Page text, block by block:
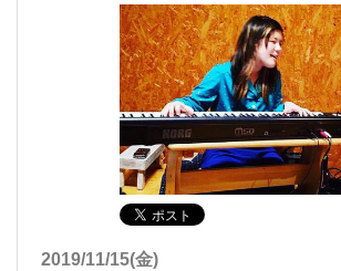
2019/11/15(金)